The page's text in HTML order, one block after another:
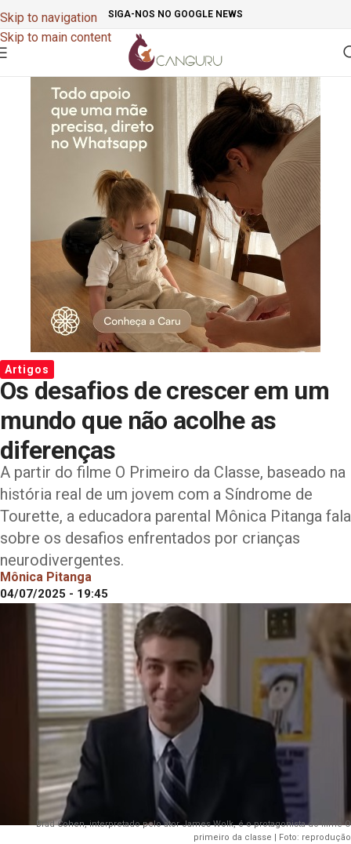
Skip to navigation
Skip to main content
SIGA-NOS NO GOOGLE NEWS
Artigos
Os desafios de crescer em um
mundo que não acolhe as
diferenças
A partir do filme O Primeiro da Classe, baseado na
história real de um jovem com a Síndrome de
Tourette, a educadora parental Mônica Pitanga fala
sobre os desafios enfrentados por crianças
neurodivergentes.
Mônica Pitanga
04/07/2025 - 19:45
Brad Cohen, interpretado pelo ator James Wolk, é o protagonista do filme O
primeiro da classe | Foto: reprodução